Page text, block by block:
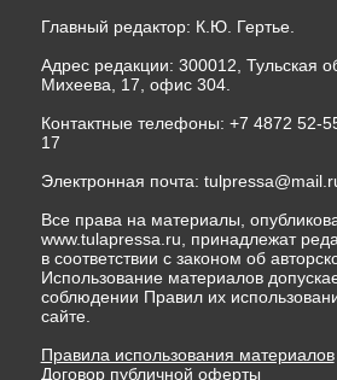
Главный редактор: К.Ю. Гертье.
Адрес редакции: 300012, Тульская
Михеева, 17, офис 304.
Контактные телефоны: +7 4872 52-
17
Электронная почта:
Все права на материалы,
www.tulapressa.ru, принадлежат
в соответствии с законом об
Использование материалов
соблюдении Правил их
сайте.
Правила использования материалов
Договор публичной оферты